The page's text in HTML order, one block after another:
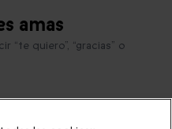
amas
“te quiero”, “gracias” o